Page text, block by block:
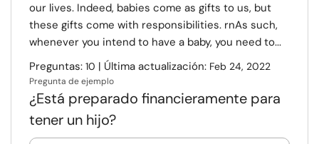
our lives. Indeed, babies come as gifts to us, but
these gifts come with responsibilities. rnAs such,
whenever you intend to have a baby, you need to...
Preguntas: 10 | Última actualización: Feb 24, 2022
Pregunta de ejemplo
¿Está preparado financieramente para
tener un hijo?